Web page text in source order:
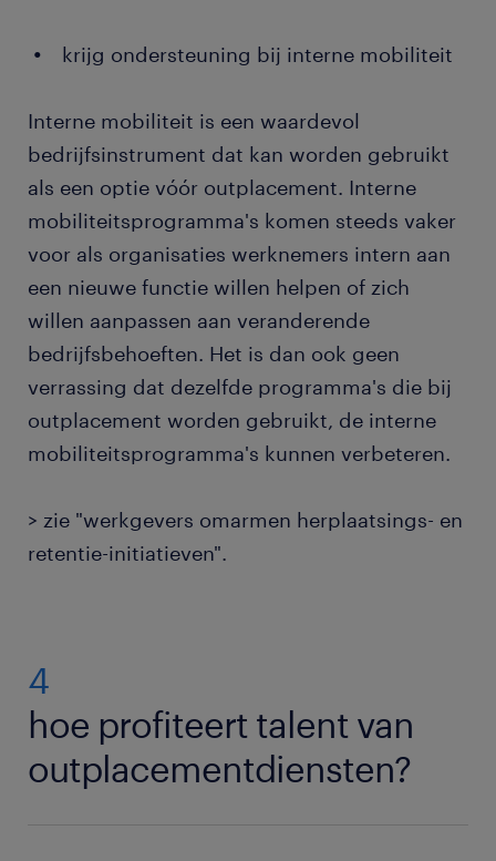
krijg ondersteuning bij interne mobiliteit
Interne mobiliteit is een waardevol
bedrijfsinstrument dat kan worden gebruikt
als een optie vóór outplacement. Interne
mobiliteitsprogramma's komen steeds vaker
voor als organisaties werknemers intern aan
een nieuwe functie willen helpen of zich
willen aanpassen aan veranderende
bedrijfsbehoeften. Het is dan ook geen
verrassing dat dezelfde programma's die bij
outplacement worden gebruikt, de interne
mobiliteitsprogramma's kunnen verbeteren.
> zie "werkgevers omarmen herplaatsings- en
retentie-initiatieven".
4
hoe profiteert talent van
outplacementdiensten?